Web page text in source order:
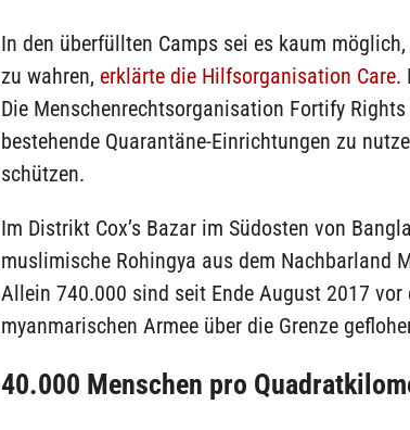
In den überfüllten Camps sei es kaum
zu wahren, erklärte die Hilfsorganisation Care.
Die Menschenrechtsorganisation Fortify Rights
bestehende Quarantäne-Einrichtungen zu
schützen.
Im Distrikt Cox’s Bazar im Südosten von
muslimische Rohingya aus dem Nachbarland
Allein 740.000 sind seit Ende August 2017
myanmarischen Armee über die Grenze
40.000 Menschen pro